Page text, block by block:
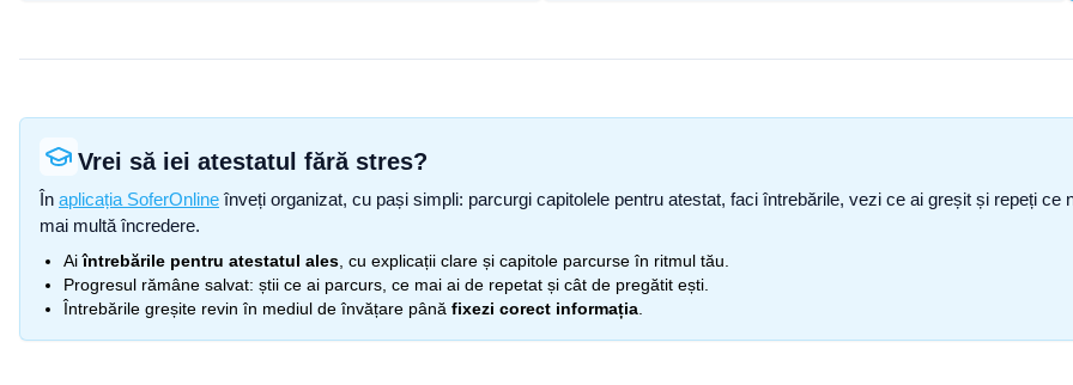
Vrei să iei atestatul fără stres?
În aplicația SoferOnline înveți organizat, cu pași simpli: parcurgi capitolele pentru atestat, faci întrebările, vezi ce ai greșit și repeți
mai multă încredere.
Aiîntrebările pentru atestatul ales , cu explicații clare și capitole parcurse în ritmul tău.
Progresul rămâne salvat: știi ce ai parcurs, ce mai ai de repetat și cât de pregătit ești.
Întrebările greșite revin în mediul de învățare până fixezi corect informația